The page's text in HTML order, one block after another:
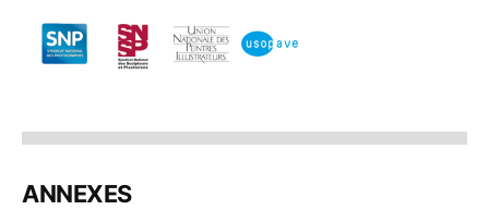
ANNEXES